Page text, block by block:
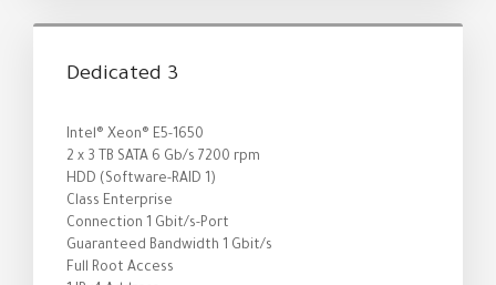
Dedicated 3
Intel® Xeon® E5-1650
2 x 3 TB SATA 6 Gb/s 7200 rpm
HDD (Software-RAID 1)
Class Enterprise
Connection 1 Gbit/s-Port
Guaranteed Bandwidth 1 Gbit/s
Full Root Access